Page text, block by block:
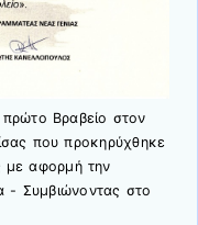
Βραβείο στον
που προκηρύχθηκε
με αφορμή την
- Συμβιώνοντας στο